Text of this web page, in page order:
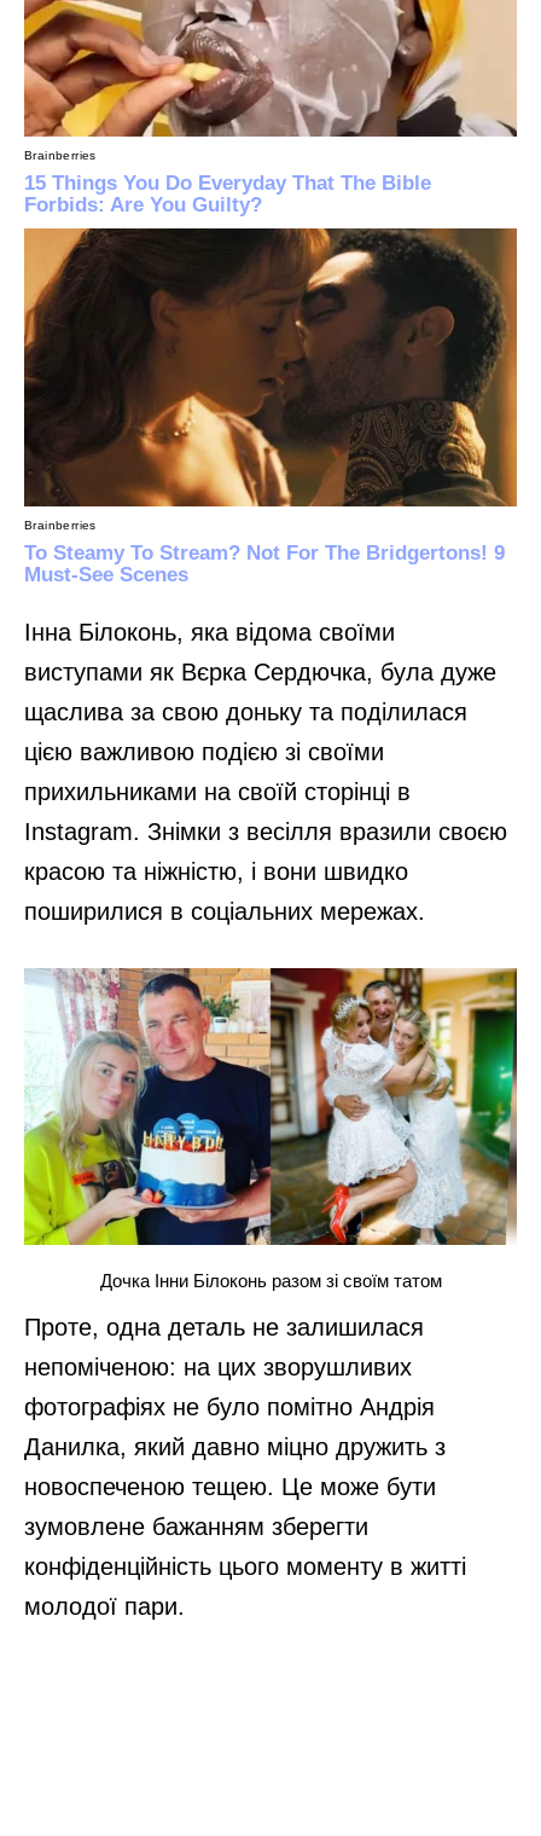
Інна Білоконь, яка відома своїми
виступами як Вєрка Сердючка, була дуже
щаслива за свою доньку та поділилася
цією важливою подією зі своїми
прихильниками на своїй сторінці в
Instagram. Знімки з весілля вразили своєю
красою та ніжністю, і вони швидко
поширилися в соціальних мережах.
Дочка Інни Білоконь разом зі своїм татом
Проте, одна деталь не залишилася
непоміченою: на цих зворушливих
фотографіях не було помітно Андрія
Данилка, який давно міцно дружить з
новоспеченою тещею. Це може бути
зумовлене бажанням зберегти
конфіденційність цього моменту в житті
молодої пари.